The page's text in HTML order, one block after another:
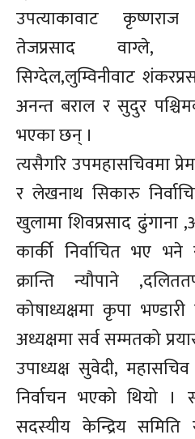
उपत्याकावाट कृष्णराज
तेजप्रसाद वाग्ले,
सिग्देल,लुम्विनीवाट
अनन्त बराल र सुदुर
भएका छन् ।
त्यसैगरि उपमहासचिवमा
र लेखनाथ सिकारु
खुलामा शिवप्रसाद ढुंगाना
कार्की निर्वाचित भए
क्रान्ति न्यौपाने
कोषाध्यक्षमा कृपा
अध्यक्षमा सर्व सम्मतको
उपाध्यक्ष सुवेदी,
निर्वाचन भएको थियो ।
सदस्यीय केन्द्रिय